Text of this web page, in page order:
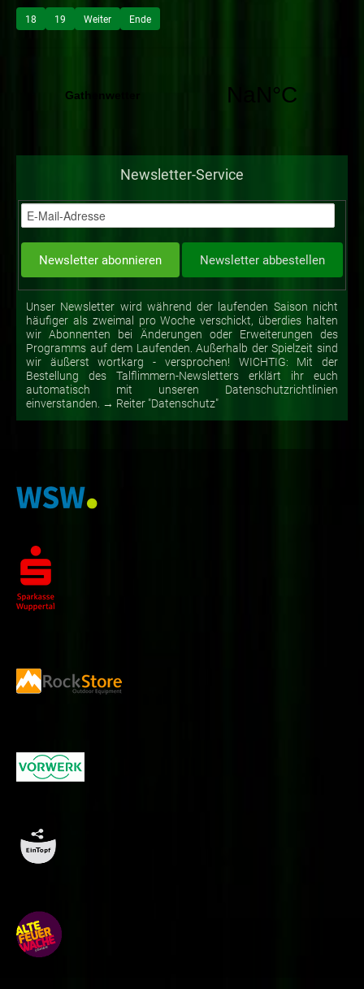
18 19 Weiter Ende
Newsletter-Service
Unser Newsletter wird während der laufenden Saison nicht
häufiger als zweimal pro Woche verschickt, überdies halten
wir Abonnenten bei Änderungen oder Erweiterungen des
Programms auf dem Laufenden. Außerhalb der Spielzeit sind
wir äußerst wortkarg - versprochen! WICHTIG: Mit der
Bestellung des Talflimmern-Newsletters erklärt ihr euch
automatisch mit unseren Datenschutzrichtlinien
einverstanden. → Reiter "Datenschutz"